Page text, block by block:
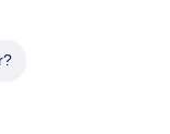
economische